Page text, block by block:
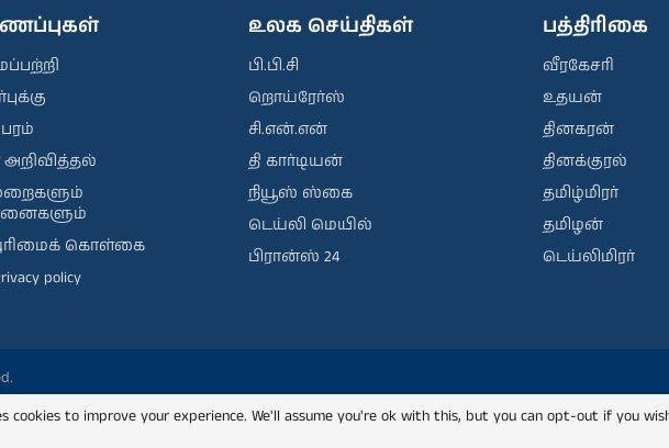
கொள்கை
policy
உலக செய்திகள்
பி.பி.சி
றொய்ரேர்ஸ்
சி.என்.என்
தி கார்டியன்
நியூஸ் ஸ்கை
டெய்லி மெயில்
பிரான்ஸ் 24
பத்திரிகை
வீரகேசரி
உதயன்
தினகரன்
தினக்குரல்
தமிழ்மிரர்
தமிழன்
டெய்லிமிரர்
cookies to improve your experience. We'll assume you're ok with this, but you can opt-out if you